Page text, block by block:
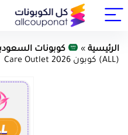
الرئيسية » كوبونات
(ALL) كوبون Care Outlet‎ 2026